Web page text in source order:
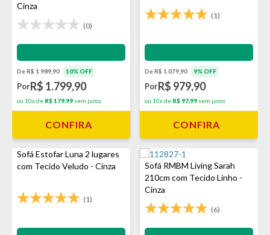
Cinza
(0)
Impermeabilização - VEDA
De R$ 1.989,90 10% OFF
PorR$ 1.799,90
ou 10x de R$ 179,99 sem juros
CONFIRA
(1)
Impermeabilização - VEDA
De R$ 1.079,90 9% OFF
PorR$ 979,90
ou 10x de R$ 97,99 sem juros
CONFIRA
Sofá Estofar Luna 2 lugares
com Tecido Veludo - Cinza
(1)
Sofá RMBM Living Sarah
210cm com Tecido Linho -
Cinza
(6)